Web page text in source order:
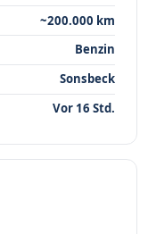
~200.000 km
Benzin
Sonsbeck
Vor 16 Std.